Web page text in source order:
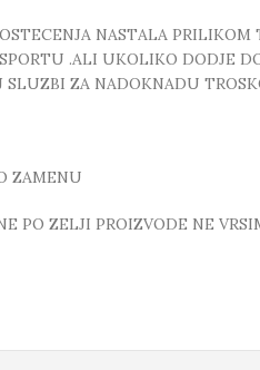
NASTALA
.ALI UKOLIKO DODJE
ZA NADOKNADU
ZAMENU
PO ZELJI PROIZVODE NE